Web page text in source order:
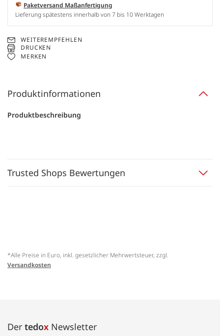
Paketversand Maßanfertigung
Lieferung spätestens innerhalb von 7 bis 10 Werktagen
WEITEREMPFEHLEN
DRUCKEN
MERKEN
Produktinformationen
Produktbeschreibung
Trusted Shops Bewertungen
*Alle Preise in Euro, inkl. gesetzlicher Mehrwertsteuer, zzgl.
Versandkosten
Der tedox Newsletter